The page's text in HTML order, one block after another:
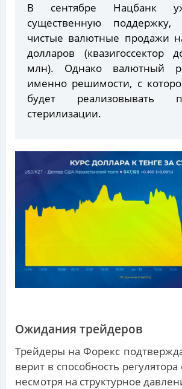
В сентябре Нацбанк
существенную поддержку,
чистые валютные продажи
долларов (квазигоссектор
млн). Однако валютный
именно решимости, с
будет реализовывать
стерилизации.
Ожидания трейдеров
Трейдеры на Форекс
верит в способность регулятора
несмотря на структурное